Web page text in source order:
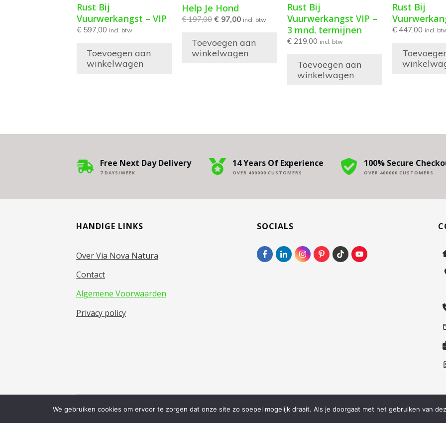
Rust Bij
Vuurwerkangst – VIP
€ 597,00 incl. btw
Toevoegen aan
winkelwagen
Help Je Hond
€197,00 € 97,00 incl. btw
Toevoegen aan
winkelwagen
Rust Bij
Vuurwerkangst VIP –
3 mnd. termijnen
€219,00 incl. btw
Toevoegen aan
winkelwagen
Rust Bij
€447,00 incl.
Free Next Day Delivery
7 DAYS/WEEK
14 Years Of Experience
OVER 400000 CUSTOMERS
100% Secure
OVER 400000 CUSTOMERS
HANDIGE LINKS
Over Via Nova Natura
Contact
Algemene Voorwaarden
Privacy policy
SOCIALS
©2026 Via Nova Natura
We gebruiken cookies om ervoor te zorgen dat onze site zo soepel mogelijk draait. Als je doorgaat met het gebruiken van